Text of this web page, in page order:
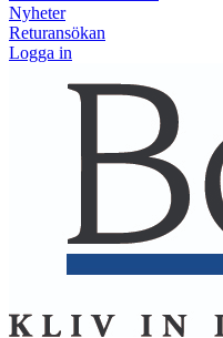
Nyheter
Returansökan
Logga in